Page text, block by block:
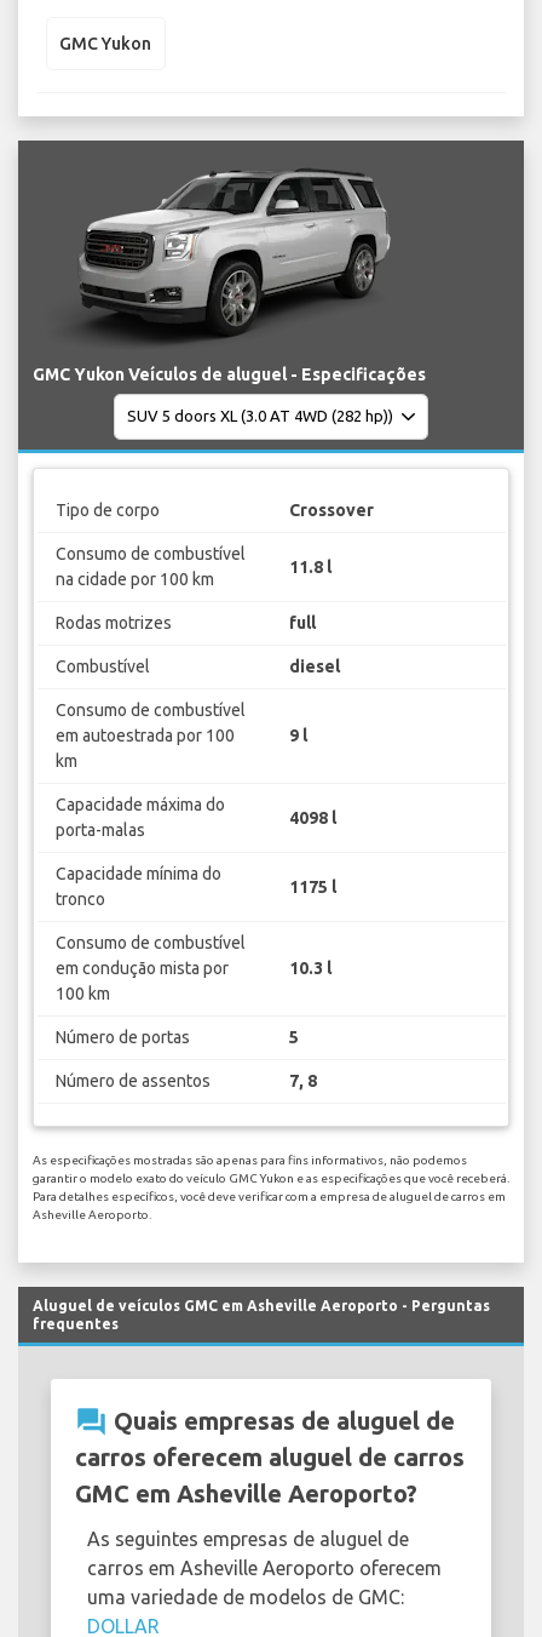
GMC Yukon
GMC Yukon Veículos de aluguel - Especificações
Tipo de corpo Crossover
Consumo de combustível
na cidade por 100 km
11.8 l
Rodas motrizes full
Combustível diesel
Consumo de combustível
em autoestrada por 100
km
9 l
Capacidade máxima do
porta-malas
4098 l
Capacidade mínima do
tronco
1175 l
Consumo de combustível
em condução mista por
100 km
10.3 l
Número de portas 5
Número de assentos 7, 8
As especificações mostradas são apenas para fins informativos, não podemos
garantir o modelo exato do veículo GMC Yukon e as especificações que você receberá.
Para detalhes específicos, você deve verificar com a empresa de aluguel de carros em
Asheville Aeroporto.
Aluguel de veículos GMC em Asheville Aeroporto - Perguntas
frequentes
question_answer Quais empresas de aluguel de
carros oferecem aluguel de carros
GMC em Asheville Aeroporto?
As seguintes empresas de aluguel de
carros em Asheville Aeroporto oferecem
uma variedade de modelos de GMC:
DOLLAR